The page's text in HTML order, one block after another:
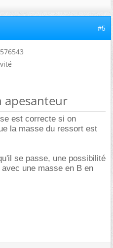
#5
apesanteur
est correcte si on
la masse du ressort est
se passe, une possibilité
une masse en B en